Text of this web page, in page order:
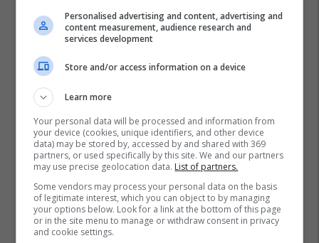
Personalised advertising and content, advertising and
content measurement, audience research and
services development
Store and/or access information on a device
Learn more
Your personal data will be processed and information from
your device (cookies, unique identifiers, and other device
data) may be stored by, accessed by and shared with 369
partners, or used specifically by this site. We and our partners
may use precise geolocation data. List of partners.
Some vendors may process your personal data on the basis
of legitimate interest, which you can object to by managing
your options below. Look for a link at the bottom of this page
or in the site menu to manage or withdraw consent in privacy
and cookie settings.